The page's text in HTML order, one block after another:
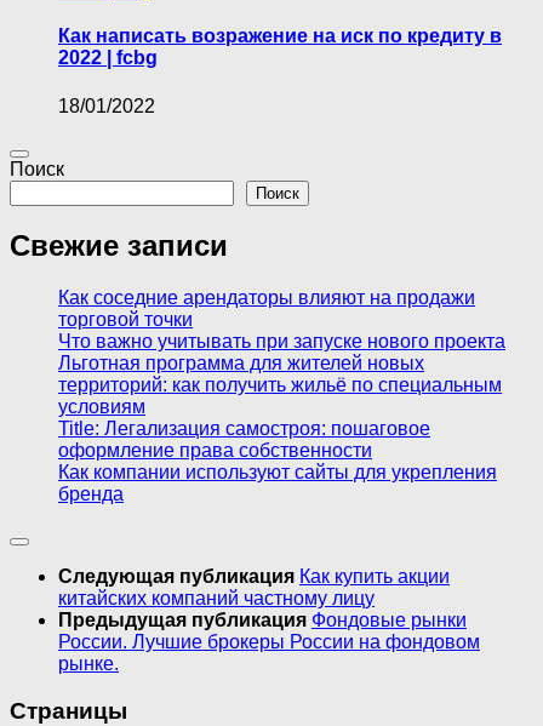
Как написать возражение на иск по кредиту в
2022 | fcbg
18/01/2022
Поиск
Поиск
Свежие записи
Как соседние арендаторы влияют на продажи
торговой точки
Что важно учитывать при запуске нового проекта
Льготная программа для жителей новых
территорий: как получить жильё по специальным
условиям
Title: Легализация самостроя: пошаговое
оформление права собственности
Как компании используют сайты для укрепления
бренда
Следующая публикация Как купить акции
китайских компаний частному лицу
Предыдущая публикация Фондовые рынки
России. Лучшие брокеры России на фондовом
рынке.
Страницы